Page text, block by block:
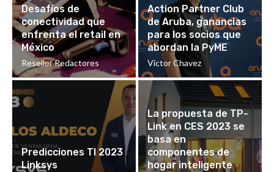
Desafíos de
conectividad que
enfrenta el retail en
México
Reseller Redactores
Action Partner Club
de Aruba, ganancias
para los socios que
abordan la PyME
Victor Chavez
Predicciones TI 2023
Linksys
La propuesta de TP-
Link en CES 2023 se
basa en
componentes de
hogar inteligente